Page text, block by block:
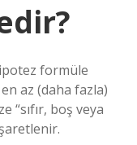
formüle
az (daha fazla)
“sıfır, boş veya